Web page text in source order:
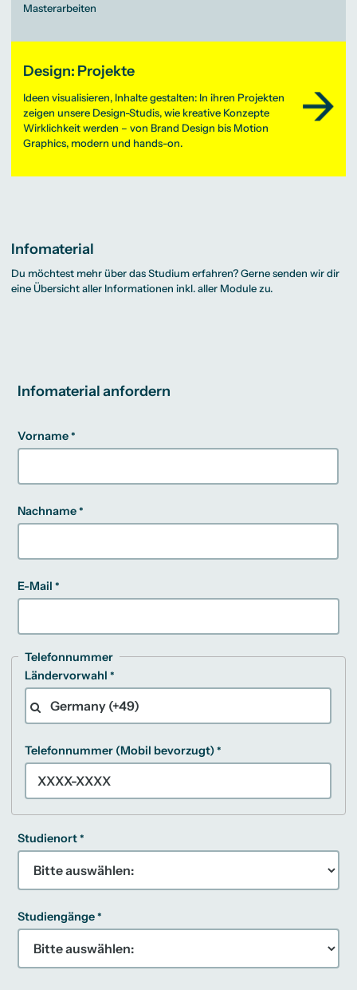
Masterarbeiten
Design: Projekte
Ideen visualisieren, Inhalte gestalten: In ihren Projekten
zeigen unsere Design-Studis, wie kreative Konzepte
Wirklichkeit werden – von Brand Design bis Motion
Graphics, modern und hands-on.
Infomaterial
Du möchtest mehr über das Studium erfahren? Gerne senden wir dir
eine Übersicht aller Informationen inkl. aller Module zu.
Infomaterial anfordern
Vorname
Nachname
E-Mail
Telefonnummer
Ländervorwahl
Telefonnummer (Mobil bevorzugt)
Studienort
Studiengänge